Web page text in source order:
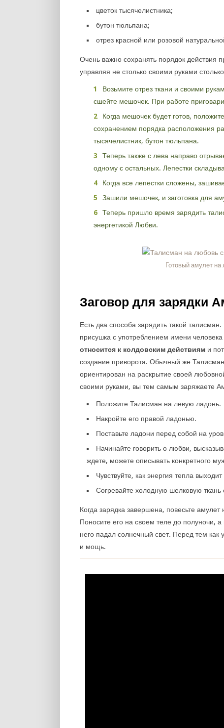
цветок тысячелистника;
бутон тюльпана;
отрез красной или розовой
Очень важно сохранять порядок действия
управляя не столько своими руками
Возьмите отрез ткани и своими
сшейте мешочек. При работе
Когда мешочек будет готов,
сохранением порядка расположения
тысячелистник, бутон тюльпана.
Теперь также с лева направо
одному с остальных. Лепестки
Когда все лепестки сложены,
Зашили мешочек, и заготовка для
Теперь пришло время зарядить
энергетикой Любви.
Готовый амулет на
Заговор для зарядки
Есть два способа зарядить такой
присушка с употреблением имени
относится к колдовским действиям и
создание приворота. Обычный же
ориентирован на раскрытие своей
своими руками, вы тем самым заряжаете
Положите Талисман на левую ладонь.
Накройте его правой ладонью.
Поставьте ладони перед собой на
Начинайте говорить о любви,
ждете, можете описывать конкретного
Чувствуйте, как энергия тепла
Согревайте холодную шелковую
Когда зарядка завершена, повесьте
Поносите его на своем теле до полуночи,
него падал солнечный свет. Перед тем
и мощь.